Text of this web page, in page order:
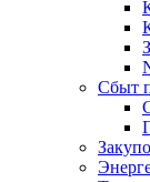
Сбыт